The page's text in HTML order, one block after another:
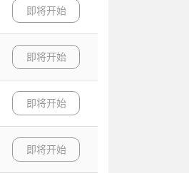
即将开始
即将开始
即将开始
即将开始